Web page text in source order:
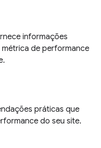
informações
de performance
práticas que
do seu site.